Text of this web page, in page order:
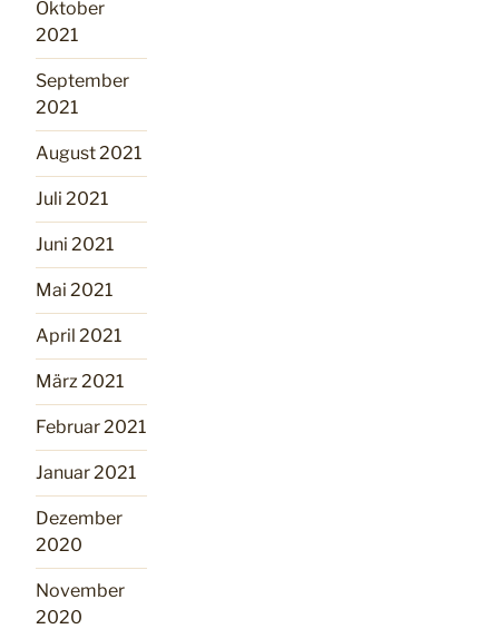
Oktober
2021
September
2021
August 2021
Juli 2021
Juni 2021
Mai 2021
April 2021
März 2021
Februar 2021
Januar 2021
Dezember
2020
November
2020